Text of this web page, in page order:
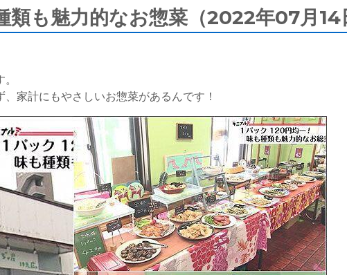
類も魅力的なお惣菜（2022年07月14
家計にもやさしいお惣菜があるんです！